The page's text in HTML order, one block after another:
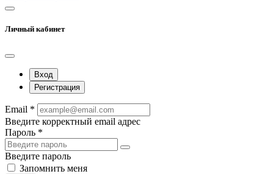
Личный кабинет
Вход
Регистрация
Email *
Введите корректный email адрес
Пароль *
Введите пароль
Запомнить меня